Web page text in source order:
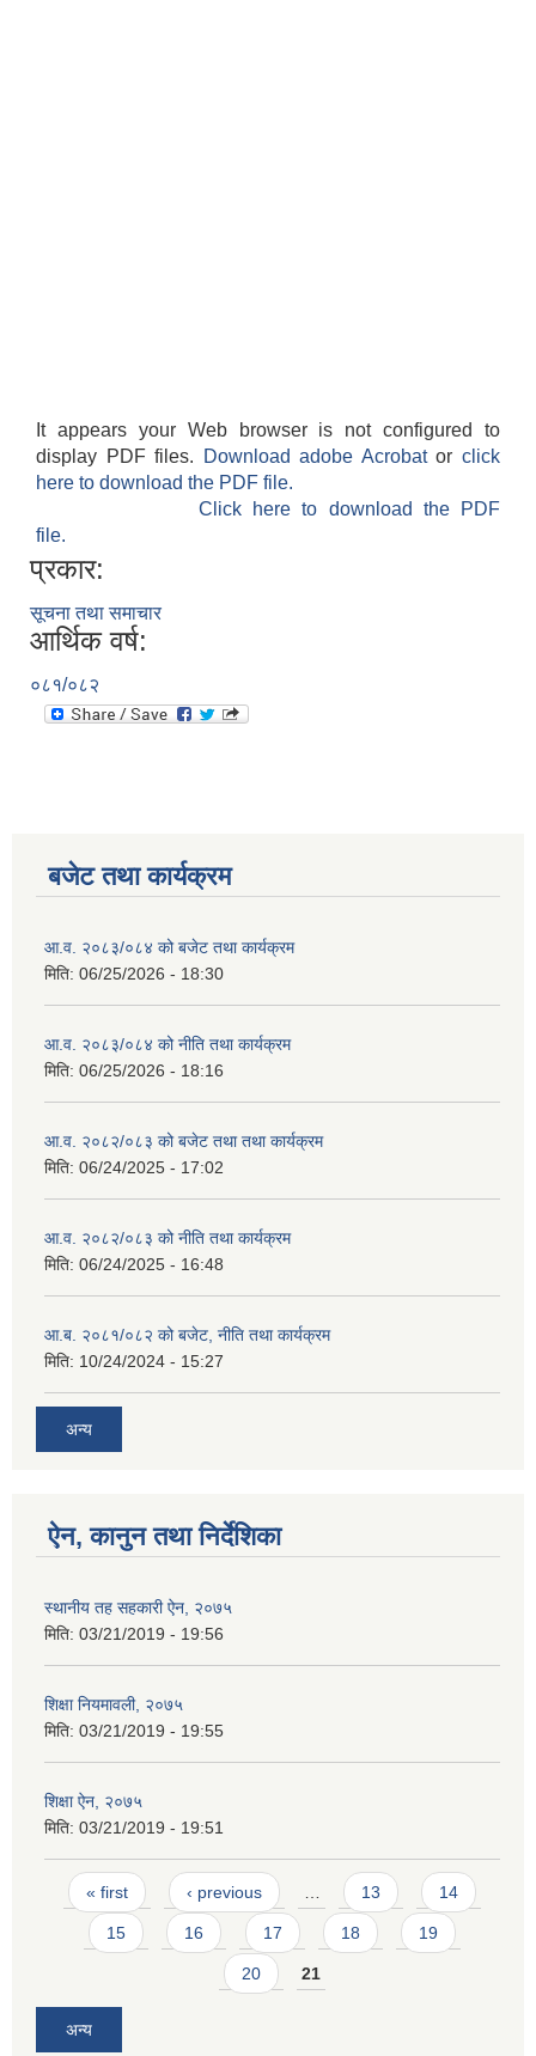
It appears your Web browser is not configured to
display PDF files.
Download adobe Acrobatorclick
here to download the PDF file.
Click here to download the PDF
file.
प्रकार:
सूचना तथा समाचार
आर्थिक वर्ष:
०८१/०८२
बजेट तथा कार्यक्रम
आ.व. २०८३/०८४ को बजेट तथा कार्यक्रम
मिति: 06/25/2026 - 18:30
आ.व. २०८३/०८४ को नीति तथा कार्यक्रम
मिति: 06/25/2026 - 18:16
आ.व. २०८२/०८३ को बजेट तथा तथा कार्यक्रम
मिति: 06/24/2025 - 17:02
आ.व. २०८२/०८३ को नीति तथा कार्यक्रम
मिति: 06/24/2025 - 16:48
आ.ब. २०८१/०८२ को बजेट, नीति तथा कार्यक्रम
मिति: 10/24/2024 - 15:27
अन्य
ऐन, कानुन तथा निर्देशिका
स्थानीय तह सहकारी ऐन, २०७५
मिति: 03/21/2019 - 19:56
शिक्षा नियमावली, २०७५
मिति: 03/21/2019 - 19:55
शिक्षा ऐन, २०७५
मिति: 03/21/2019 - 19:51
Pages
« first ‹ previous … 13 14
15 16 17 18 19
20 21
अन्य